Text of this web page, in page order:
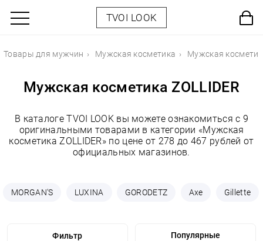
TVOI LOOK
Товары для мужчин Мужская косметика Мужская
Мужская косметика ZOLLIDER
В каталоге TVOI LOOK вы можете ознакомиться с 9
оригинальными товарами в категории «Мужская
косметика ZOLLIDER» по цене от 278 до 467 рублей от
официальных магазинов.
MORGAN'S LUXINA GORODETZ Axe Gillette
Фильтр